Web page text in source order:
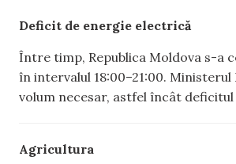
Deficit de energie electrică
Între timp, Republica Moldova s-a
în intervalul 18:00–21:00.
volum necesar, astfel încât
Agricultura